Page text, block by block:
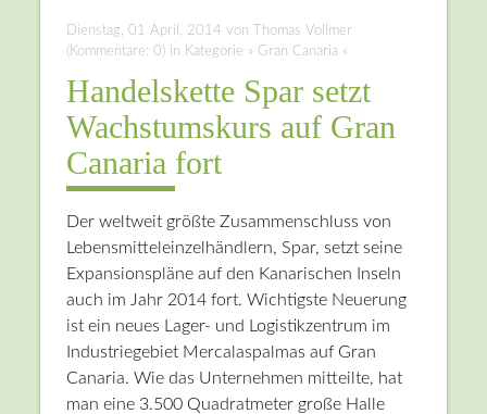
Dienstag, 01 April, 2014 von Thomas Vollmer
(Kommentare: 0) in Kategorie » Gran Canaria «
Handelskette Spar setzt
Wachstumskurs auf Gran
Canaria fort
Der weltweit größte Zusammenschluss von
Lebensmitteleinzelhändlern, Spar, setzt seine
Expansionspläne auf den Kanarischen Inseln
auch im Jahr 2014 fort. Wichtigste Neuerung
ist ein neues Lager- und Logistikzentrum im
Industriegebiet Mercalaspalmas auf Gran
Canaria. Wie das Unternehmen mitteilte, hat
man eine 3.500 Quadratmeter große Halle